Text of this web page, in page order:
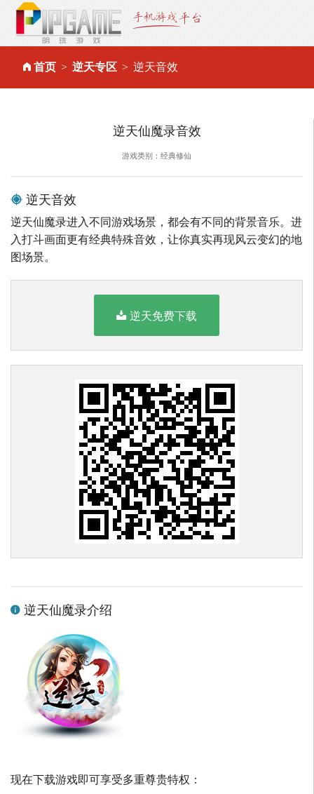
首页 逆天专区 逆天音效
逆天仙魔录音效
游戏类别：经典修仙
逆天音效
逆天仙魔录进入不同游戏场景，都会有不同的背景音乐。进
入打斗画面更有经典特殊音效，让你真实再现风云变幻的地
图场景。
逆天免费下载
逆天仙魔录介绍
现在下载游戏即可享受多重尊贵特权：